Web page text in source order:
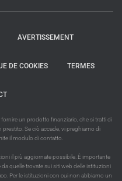
AVERTISSEMENT
DE COOKIES TERMES
un prodotto finanziario, che si tratti di
Se ciò accade, vi preghiamo di
il modulo di contatto.
il più aggiornate possibile. È importante
quelle trovate sui siti web delle istituzioni
Per le istituzioni con cui non abbiamo un